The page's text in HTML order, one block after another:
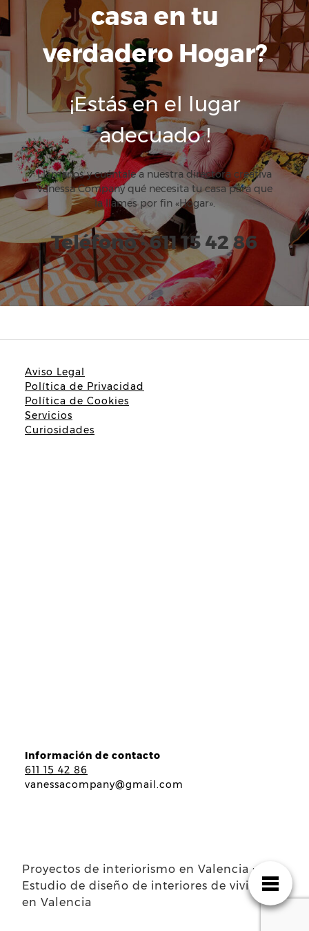
casa en tu
verdadero Hogar?
¡Estás en el lugar
adecuado !
Llámanos y cuéntale a nuestra directora creativa
Vanessa Company qué necesita tu casa para que
la llames por fin «Hogar».
Teléfono · 611 15 42 86
Aviso Legal
Política de Privacidad
Política de Cookies
Servicios
Curiosidades
Información de contacto
611 15 42 86
vanessacompany@gmail.com
Proyectos de interiorismo en Valencia ·
Estudio de diseño de interiores de viviendas
en Valencia